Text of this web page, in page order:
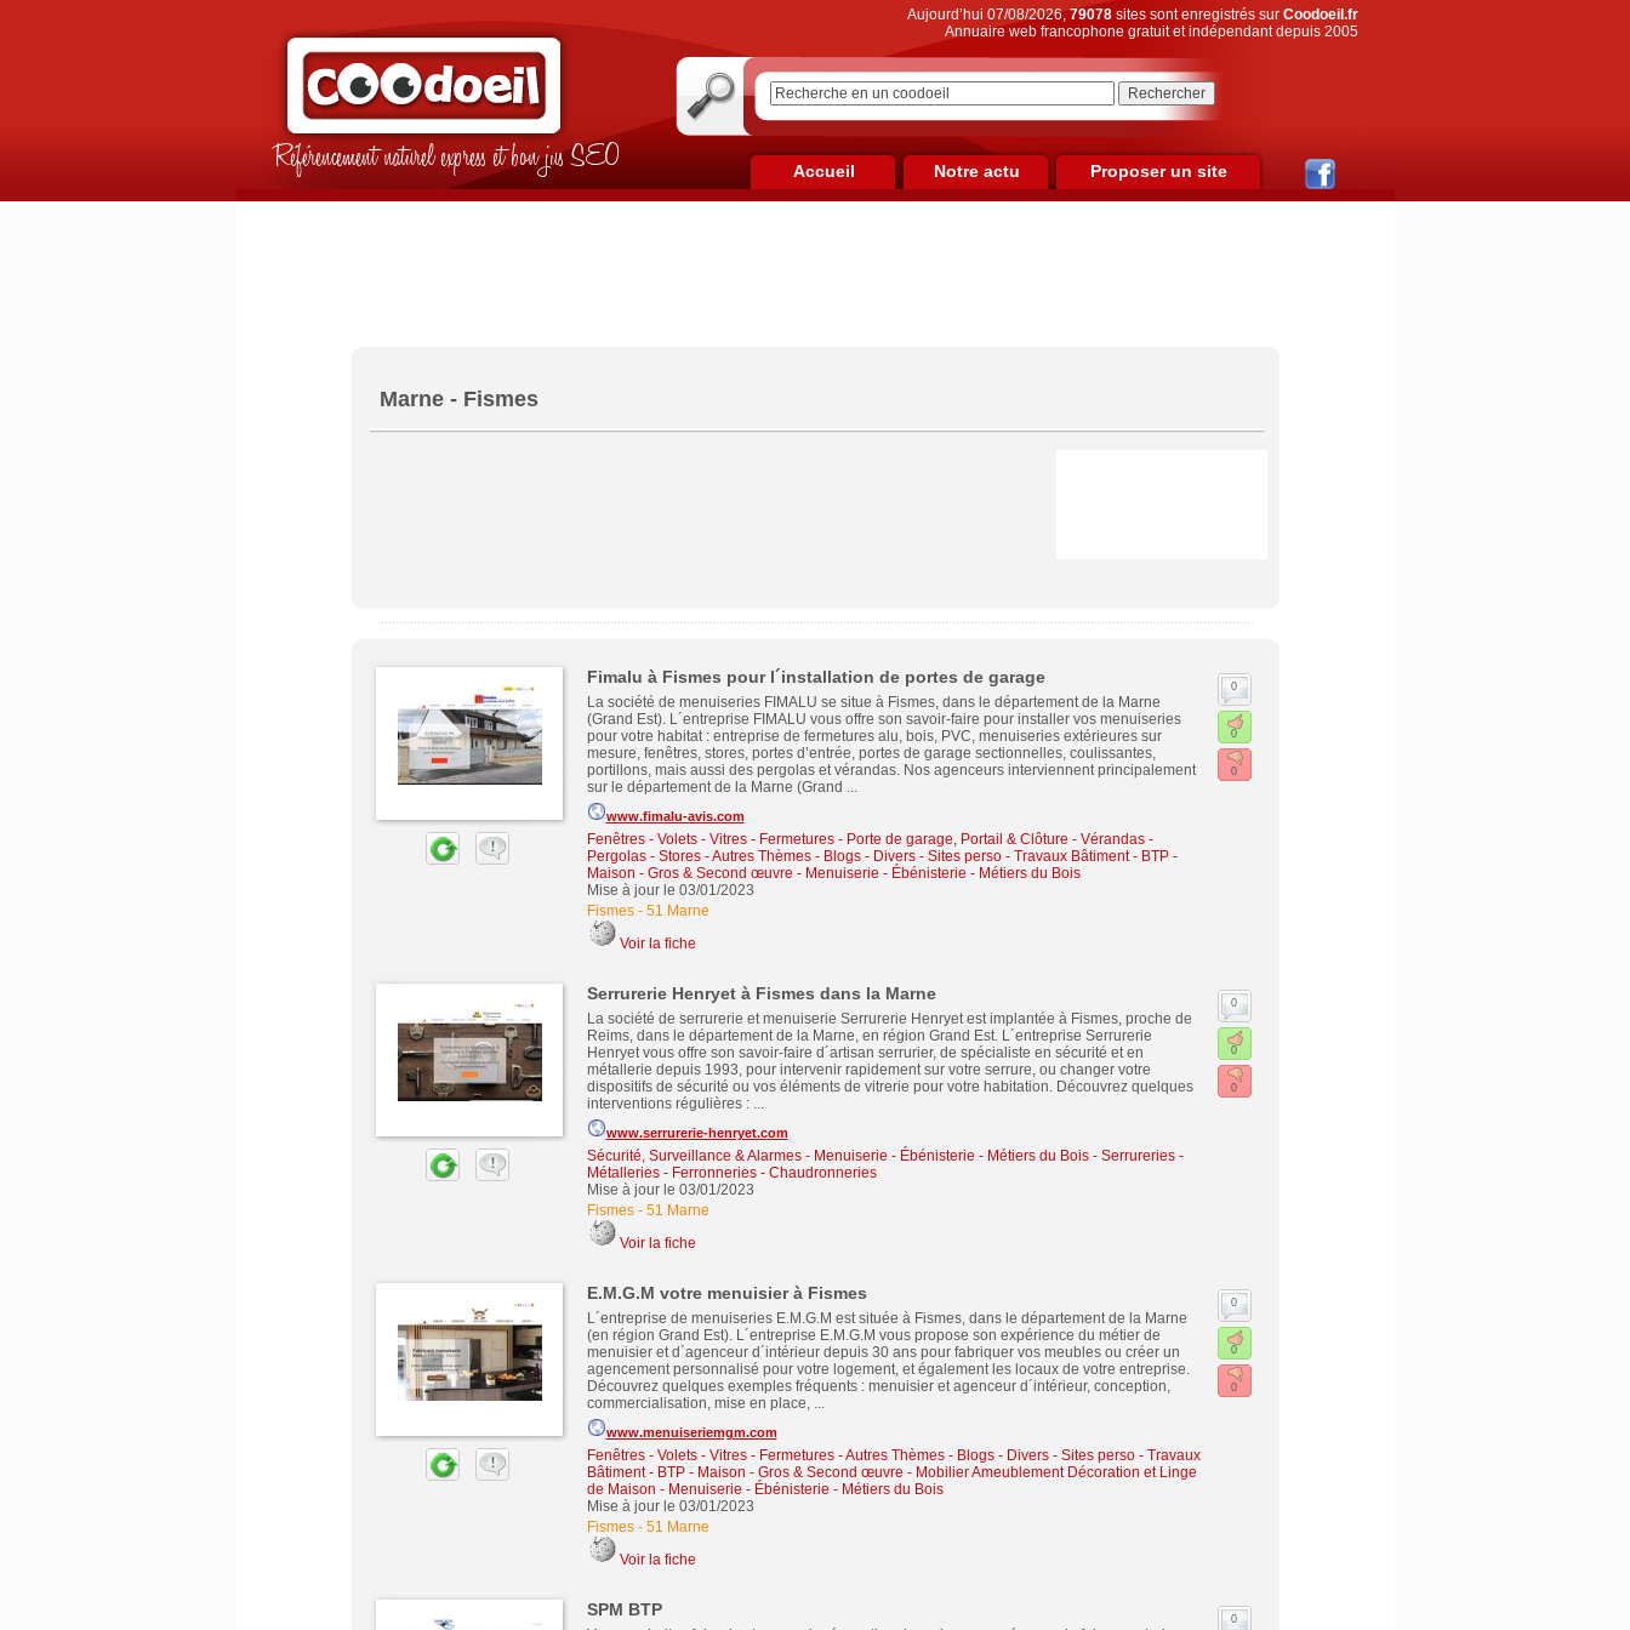
Référencement naturel express et bon jus SEO
Aujourd’hui 07/08/2026,79078sites sont enregistrés sur Coodoeil.fr
Annuaire web francophone gratuit et indépendant depuis 2005
Accueil Notre actu Proposer un site
Marne - Fismes
Fimalu à Fismes pour l´installation de portes de garage
La société de menuiseries FIMALU se situe à Fismes, dans le département de la Marne
(Grand Est). L´entreprise FIMALU vous offre son savoir-faire pour installer vos menuiseries
pour votre habitat : entreprise de fermetures alu, bois, PVC, menuiseries extérieures sur
mesure, fenêtres, stores, portes d’entrée, portes de garage sectionnelles, coulissantes,
portillons, mais aussi des pergolas et vérandas. Nos agenceurs interviennent principalement
sur le département de la Marne (Grand ...
www.fimalu-avis.com
Fenêtres - Volets - Vitres - Fermetures- Porte de garage, Portail & Clôture - Vérandas -
Pergolas - Stores-Autres Thèmes - Blogs - Divers - Sites perso- Travaux Bâtiment - BTP -
Maison - Gros & Second œuvre - Menuiserie - Ébénisterie - Métiers du Bois
Mise à jour le 03/01/2023
Fismes- 51 Marne
Voir la fiche
0
0
0
Serrurerie Henryet à Fismes dans la Marne
La société de serrurerie et menuiserie Serrurerie Henryet est implantée à Fismes, proche de
Reims, dans le département de la Marne, en région Grand Est. L´entreprise Serrurerie
Henryet vous offre son savoir-faire d´artisan serrurier, de spécialiste en sécurité et en
métallerie depuis 1993, pour intervenir rapidement sur votre serrure, ou changer votre
dispositifs de sécurité ou vos éléments de vitrerie pour votre habitation. Découvrez quelques
interventions régulières : ...
www.serrurerie-henryet.com
Sécurité, Surveillance & Alarmes- Menuiserie - Ébénisterie - Métiers du Bois- Serrureries -
Métalleries - Ferronneries - Chaudronneries
Mise à jour le 03/01/2023
Fismes- 51 Marne
Voir la fiche
0
0
0
E.M.G.M votre menuisier à Fismes
L´entreprise de menuiseries E.M.G.M est située à Fismes, dans le département de la Marne
(en région Grand Est). L´entreprise E.M.G.M vous propose son expérience du métier de
menuisier et d´agenceur d´intérieur depuis 30 ans pour fabriquer vos meubles ou créer un
agencement personnalisé pour votre logement, et également les locaux de votre entreprise.
Découvrez quelques exemples fréquents : menuisier et agenceur d´intérieur, conception,
commercialisation, mise en place, ...
www.menuiseriemgm.com
Fenêtres - Volets - Vitres - Fermetures-Autres Thèmes - Blogs - Divers - Sites perso- Travaux
Bâtiment - BTP - Maison - Gros & Second œuvre - Mobilier Ameublement Décoration et Linge
de Maison - Menuiserie - Ébénisterie - Métiers du Bois
Mise à jour le 03/01/2023
Fismes- 51 Marne
Voir la fiche
0
0
0
SPM BTP 0